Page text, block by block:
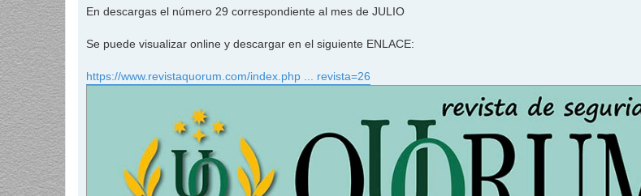
En descargas el número 29 correspondiente al mes de JULIO
Se puede visualizar online y descargar en el siguiente ENLACE:
https://www.revistaquorum.com/index.php ... revista=26